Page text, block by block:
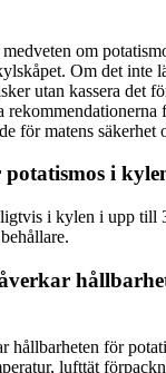
om
Om det inte
utan kassera det
rekommendationerna
för matens säkerhet
i
i kylen i upp till
hållbarheten för
lufttät